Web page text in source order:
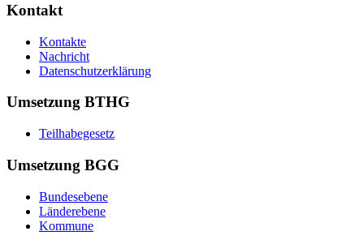
Kontakt
Kontakte
Nachricht
Datenschutzerklärung
Umsetzung BTHG
Teilhabegesetz
Umsetzung BGG
Bundesebene
Länderebene
Kommune